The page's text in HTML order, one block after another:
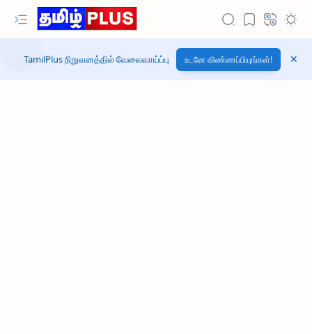
TamilPlus நிறுவனத்தில் வேலைவாய்ப்பு உடனே விண்ணப்பியுங்கள்!